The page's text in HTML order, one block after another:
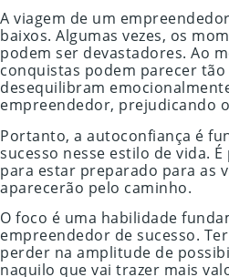
A viagem de um
baixos. Algumas vezes, os
podem ser devastadores. Ao
conquistas podem parecer
desequilibram
empreendedor, prejudicando
Portanto, a autoconfiança é
sucesso nesse estilo de vida.
para estar preparado para as
aparecerão pelo caminho.
O foco é uma habilidade
empreendedor de sucesso.
perder na amplitude de
naquilo que vai trazer mais